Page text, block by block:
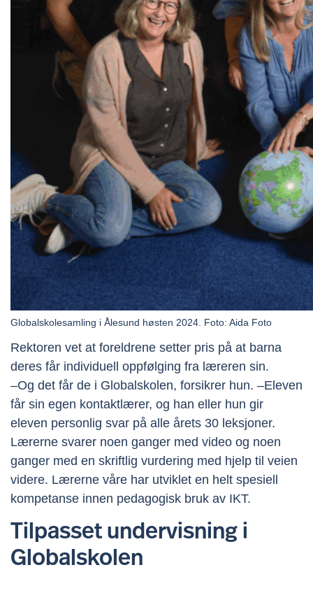
Globalskolesamling i Ålesund høsten 2024. Foto: Aida Foto
Rektoren vet at foreldrene setter pris på at barna
deres får individuell oppfølging fra læreren sin.
–Og det får de i Globalskolen, forsikrer hun. –Eleven
får sin egen kontaktlærer, og han eller hun gir
eleven personlig svar på alle årets 30 leksjoner.
Lærerne svarer noen ganger med video og noen
ganger med en skriftlig vurdering med hjelp til veien
videre. Lærerne våre har utviklet en helt spesiell
kompetanse innen pedagogisk bruk av IKT.
Tilpasset undervisning i
Globalskolen